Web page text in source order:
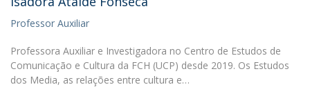
Professor Auxiliar
Professora Auxiliar e Investigadora no Centro de Estudos de
Comunicação e Cultura da FCH (UCP) desde 2019. Os Estudos
dos Media, as relações entre cultura e…